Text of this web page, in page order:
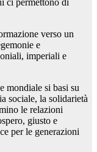
verso un
e
imperiali e
mondiale si basi su
sociale, la solidarietà
le relazioni
giusto e
per le generazioni